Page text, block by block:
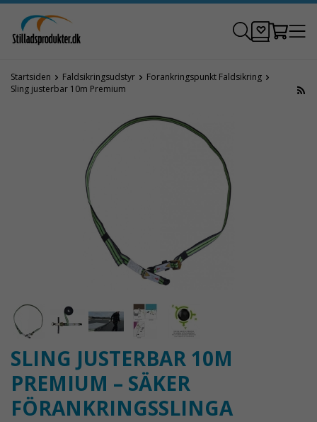
Startsiden Faldsikringsudstyr
Forankringspunkt Faldsikring
Sling justerbar 10m Premium
SLING JUSTERBAR 10M
PREMIUM – SÄKER
FÖRANKRINGSSLINGA